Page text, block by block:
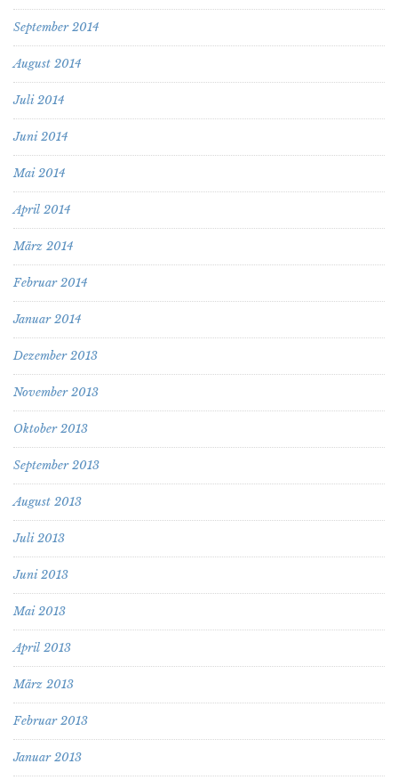
September 2014
August 2014
Juli 2014
Juni 2014
Mai 2014
April 2014
März 2014
Februar 2014
Januar 2014
Dezember 2013
November 2013
Oktober 2013
September 2013
August 2013
Juli 2013
Juni 2013
Mai 2013
April 2013
März 2013
Februar 2013
Januar 2013